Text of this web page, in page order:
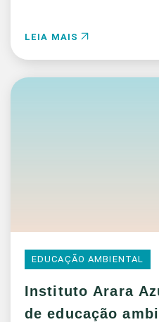
LEIA MAIS
EDUCAÇÃO AMBIENTAL
Instituto Arara
de educação